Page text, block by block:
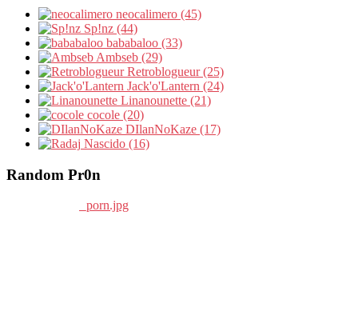
neocalimero (45)
Sp!nz (44)
bababaloo (33)
Ambseb (29)
Retroblogueur (25)
Jack'o'Lantern (24)
Linanounette (21)
cocole (20)
DIlanNoKaze (17)
Nascido (16)
Random Pr0n